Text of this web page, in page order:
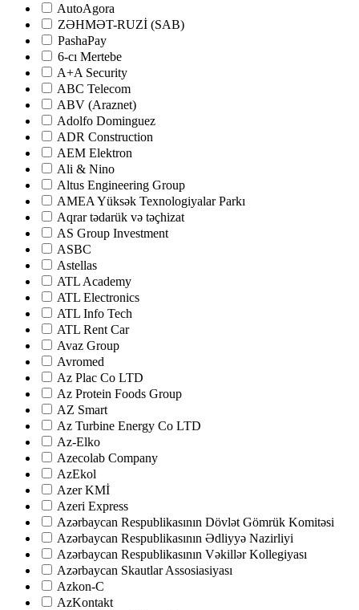
AutoAgora
ZƏHMƏT-RUZİ (SAB)
PashaPay
6-cı Mertebe
A+A Security
ABC Telecom
ABV (Araznet)
Adolfo Dominguez
ADR Construction
AEM Elektron
Ali & Nino
Altus Engineering Group
AMEA Yüksək Texnologiyalar Parkı
Aqrar tədarük və təçhizat
AS Group Investment
ASBC
Astellas
ATL Academy
ATL Electronics
ATL Info Tech
ATL Rent Car
Avaz Group
Avromed
Az Plac Co LTD
Az Protein Foods Group
AZ Smart
Az Turbine Energy Co LTD
Az-Elko
Azecolab Company
AzEkol
Azer KMİ
Azeri Express
Azərbaycan Respublikasının Dövlət Gömrük Komitəsi
Azərbaycan Respublikasının Ədliyyə Nazirliyi
Azərbaycan Respublikasının Vəkillər Kollegiyası
Azərbaycan Skautlar Assosiasiyası
Azkon-C
AzKontakt